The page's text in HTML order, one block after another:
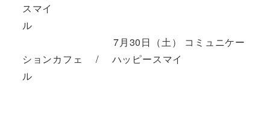
スマイ
ル
7月30日（土） コミュニケー
ションカフェ / ハッピースマイ
ル